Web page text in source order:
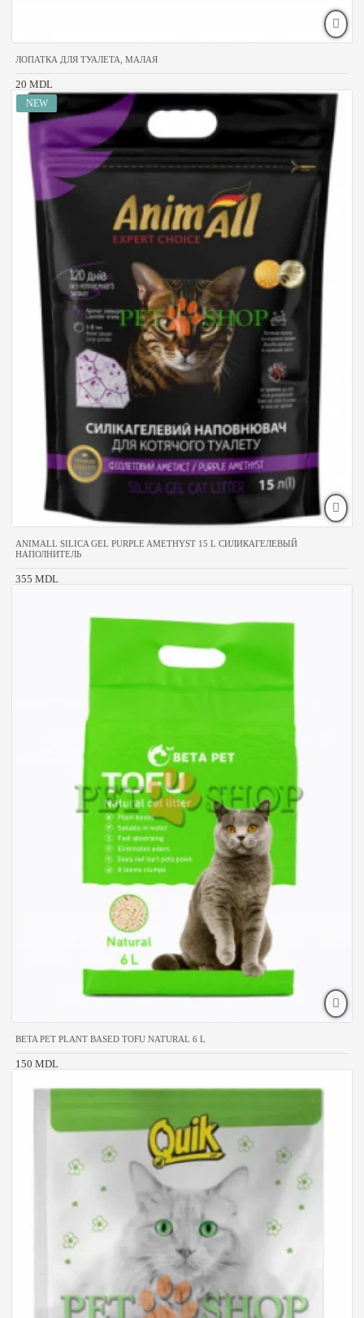
ЛОПАТКА ДЛЯ ТУАЛЕТА, МАЛАЯ
20 MDL
ANIMALL SILICA GEL PURPLE AMETHYST 15 L СИЛИКАГЕЛЕВЫЙ
НАПОЛНИТЕЛЬ
355 MDL
BETA PET PLANT BASED TOFU NATURAL 6 L
150 MDL